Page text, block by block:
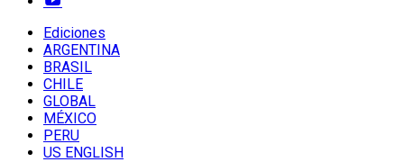
Ediciones
ARGENTINA
BRASIL
CHILE
GLOBAL
MÉXICO
PERU
US ENGLISH